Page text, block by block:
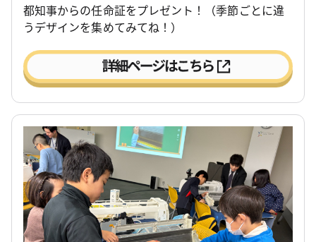
都知事からの任命証をプレゼント！（季節ごとに違
うデザインを集めてみてね！）